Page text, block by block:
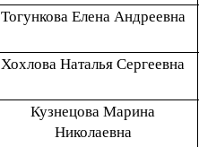
Тогункова Елена Андреевна
Хохлова Наталья Сергеевна
Кузнецова Марина
Николаевна